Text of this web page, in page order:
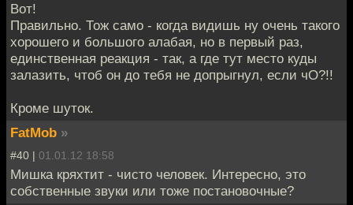
Вот!
Правильно. Тож само - когда видишь ну очень такого
хорошего и большого алабая, но в первый раз,
единственная реакция - так, а где тут место куды
залазить, чтоб он до тебя не допрыгнул, если чО?!!
Кроме шуток.
FatMob »
#40 | 01.01.12 18:58
Мишка кряхтит - чисто человек. Интересно, это
собственные звуки или тоже постановочные?